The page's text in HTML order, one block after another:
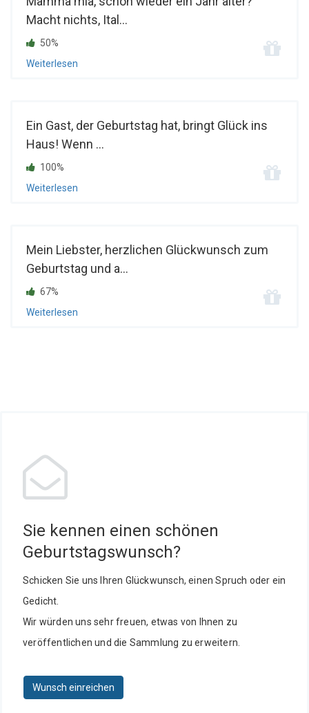
Macht nichts, Ital...
50%
Weiterlesen
Ein Gast, der Geburtstag hat, bringt Glück ins
Haus! Wenn ...
100%
Weiterlesen
Mein Liebster, herzlichen Glückwunsch zum
Geburtstag und a...
67%
Weiterlesen
Sie kennen einen schönen
Geburtstagswunsch?
Schicken Sie uns Ihren Glückwunsch, einen Spruch oder ein
Gedicht.
Wir würden uns sehr freuen, etwas von Ihnen zu
veröffentlichen und die Sammlung zu erweitern.
Wunsch einreichen